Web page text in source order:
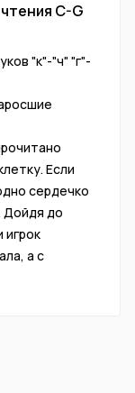
C-G
"к"-"ч" "г"-
Если
сердечко
Дойдя до
игрок
а с